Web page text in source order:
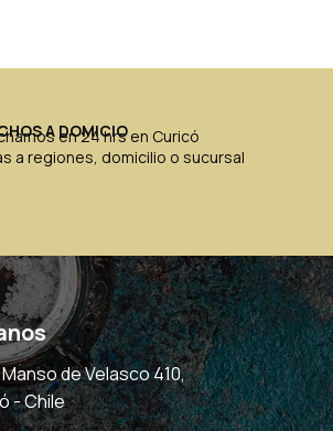
A DOMICIO
en 24 hrs en Curicó
a regiones, domicilio o sucursal
Manso de Velasco 410,
- Chile